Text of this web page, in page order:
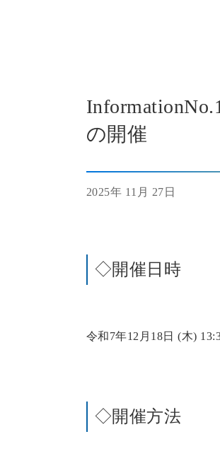
の開催
2025年 11月 27日
◇開催日時
令和7年12月18日 (木)
◇開催方法